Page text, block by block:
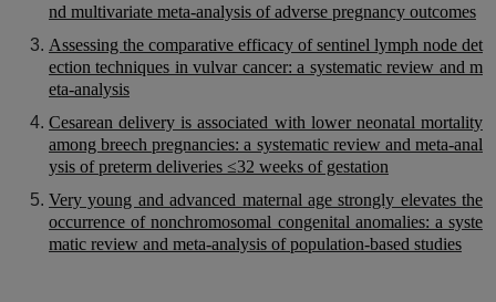
nd multivariate meta-analysis of adverse pregnancy outcomes
Assessing the comparative efficacy of sentinel lymph node det
ection techniques in vulvar cancer: a systematic review and m
eta-analysis
Cesarean delivery is associated with lower neonatal mortality
among breech pregnancies: a systematic review and meta-anal
ysis of preterm deliveries ≤32 weeks of gestation
Very young and advanced maternal age strongly elevates the
occurrence of nonchromosomal congenital anomalies: a syste
matic review and meta-analysis of population-based studies